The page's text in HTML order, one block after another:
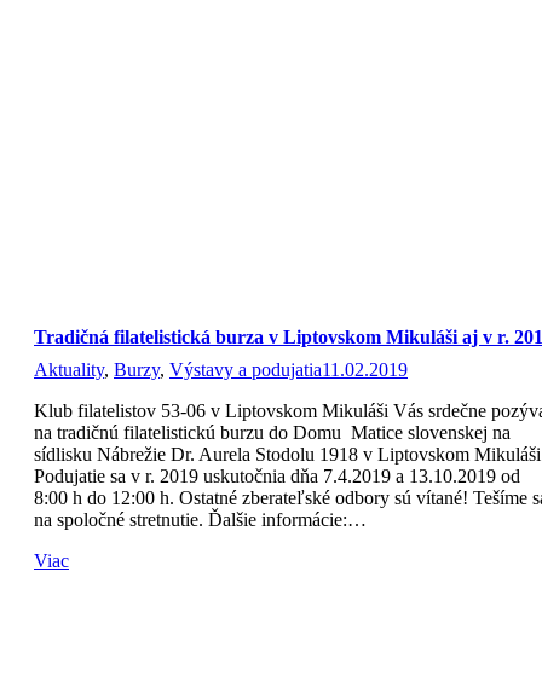
Tradičná filatelistická burza v Liptovskom Mikuláši aj v r.
Aktuality, Burzy, Výstavy a podujatia11.02.2019
Klub filatelistov 53-06 v Liptovskom Mikuláši Vás srdečne
na tradičnú filatelistickú burzu do Domu Matice slovenskej na
sídlisku Nábrežie Dr. Aurela Stodolu 1918 v Liptovskom
Podujatie sa v r. 2019 uskutočnia dňa 7.4.2019 a 13.10.2019 od
8:00 h do 12:00 h. Ostatné zberateľské odbory sú vítané! Tešíme
na spoločné stretnutie. Ďalšie informácie:…
Viac